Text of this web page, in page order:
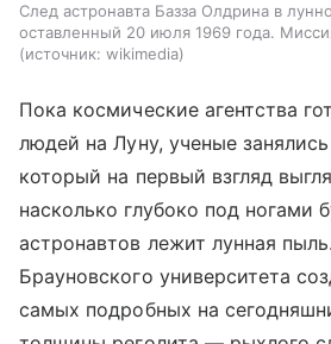
След астронавта Базза Олдрина в
оставленный 20 июля 1969 года.
источник: wikimedia
Пока космические агентства
людей на Луну, ученые
который на первый взгляд
насколько глубоко под ногами
астронавтов лежит лунная
Брауновского университета
самых подробных на